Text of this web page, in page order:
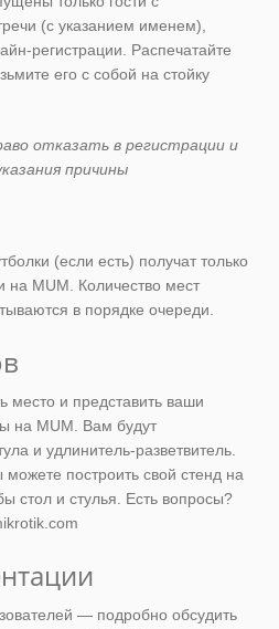
(с указанием именем),
регистрации. Распечатайте
его с собой на стойку
отказать в регистрации и
причины
(если есть) получат только
на MUM. Количество мест
в порядке очереди.
место и представить ваши
на MUM. Вам будут
и удлинитель-разветвитель.
построить свой стенд на
стол и стулья. Есть вопросы?
— подробно обсудить